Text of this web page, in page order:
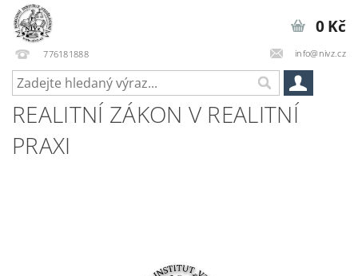
776181888 info@nivz.cz
0 Kč
REALITNÍ ZÁKON V REALITNÍ
PRAXI